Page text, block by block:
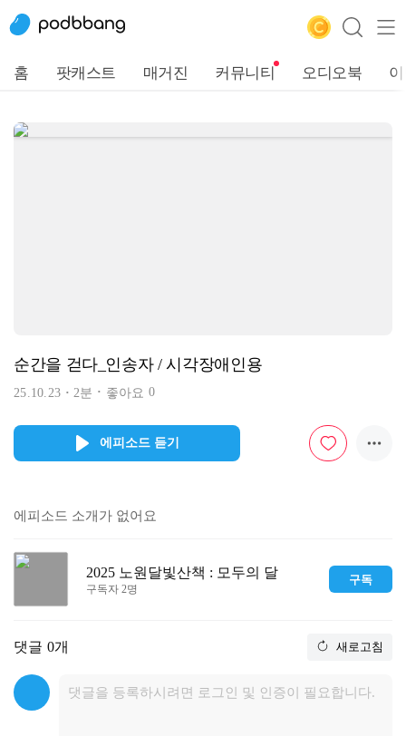
홈 팟캐스트 매거진 커뮤니티 오디오북
순간을 걷다_인송자 / 시각장애인용
25.10.23 2분 좋아요 0
에피소드 듣기
에피소드 소개가 없어요
2025 노원달빛산책 : 모두의 달
구독자 2명
구독
댓글 0개 새로고침